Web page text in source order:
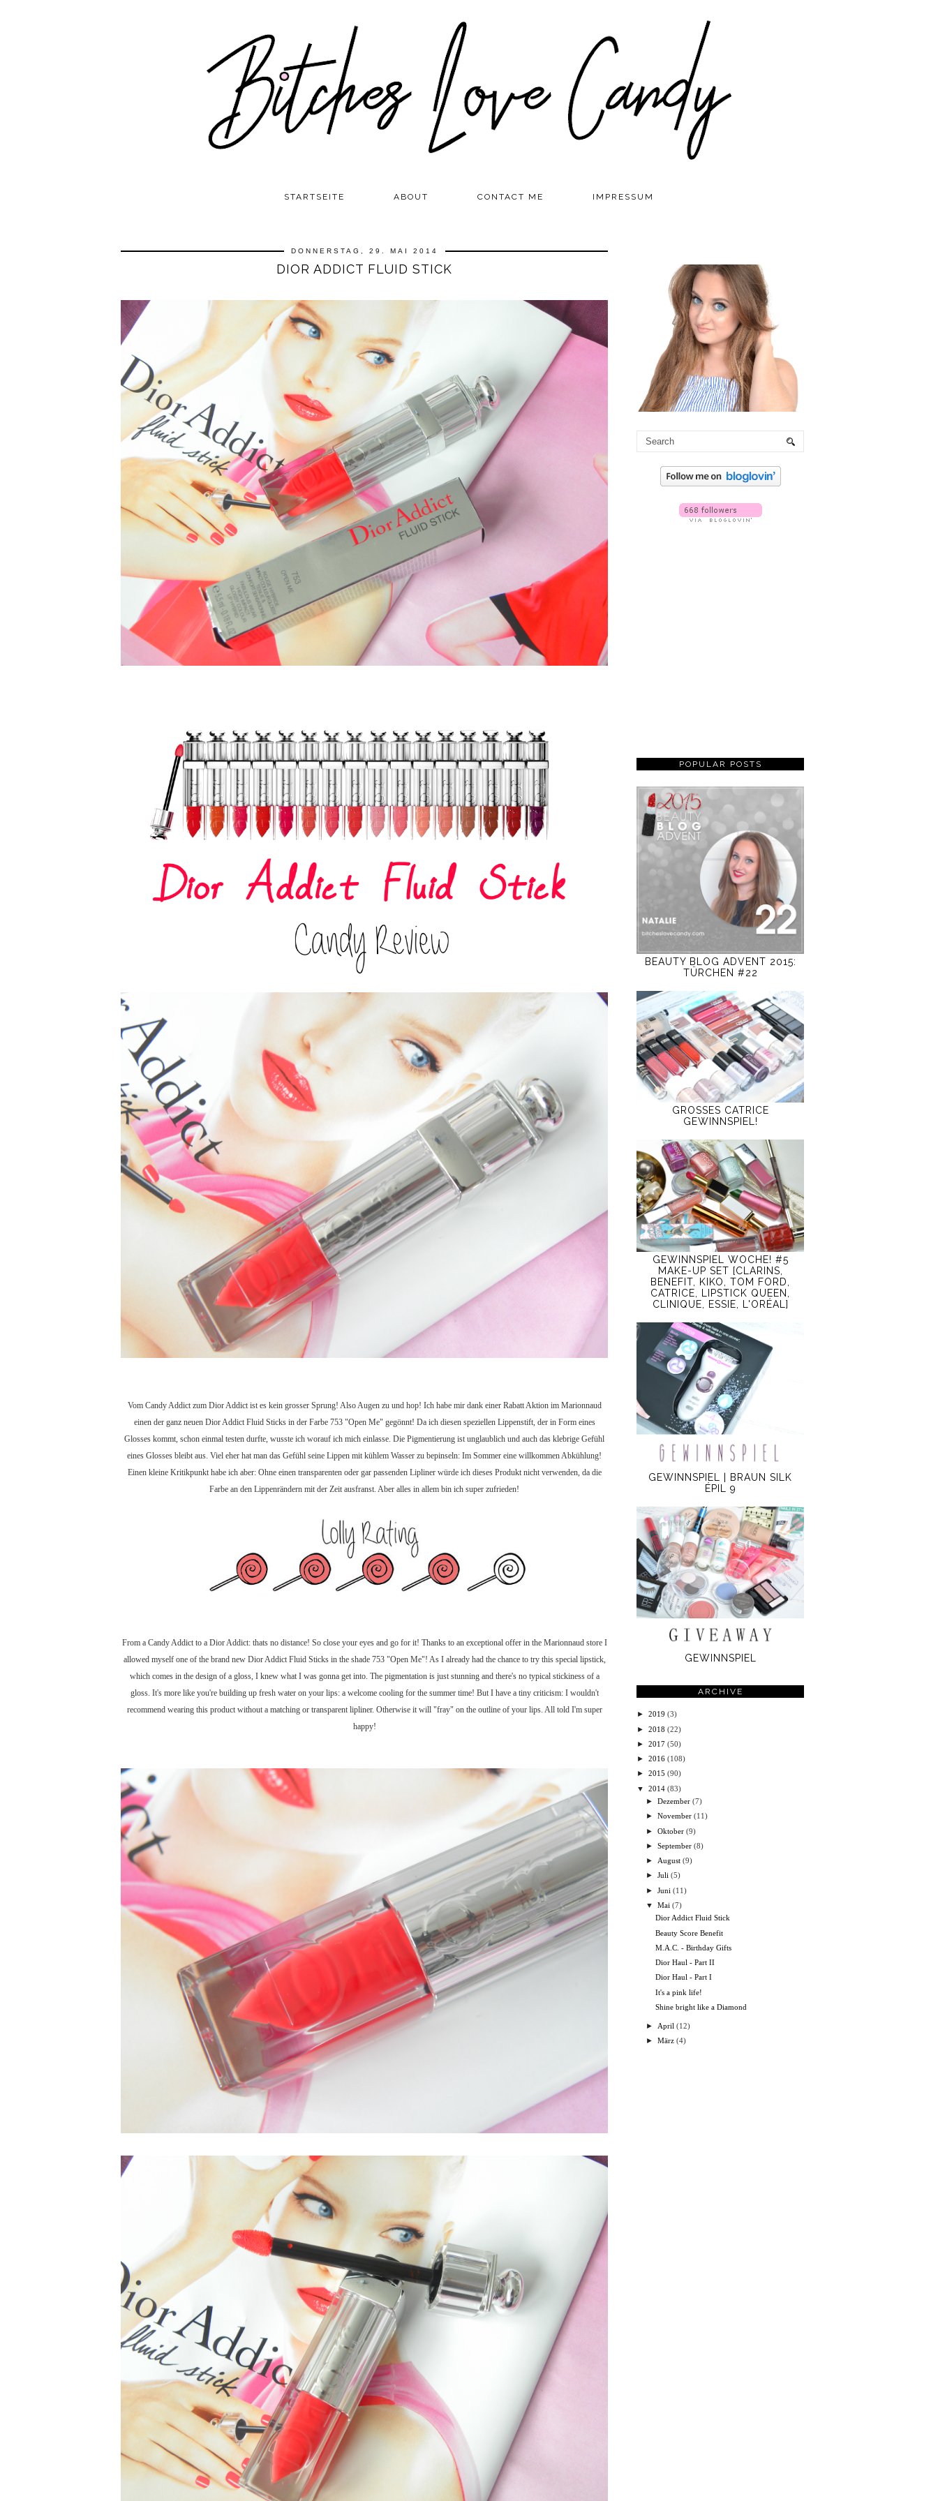
STARTSEITE ABOUT CONTACT ME IMPRESSUM
DONNERSTAG, 29. MAI 2014
DIOR ADDICT FLUID STICK
Vom Candy Addict zum Dior Addict ist es kein grosser Sprung! Also Augen zu und hop! Ich habe mir dank einer Rabatt Aktion im Marionnaud
einen der ganz neuen Dior Addict Fluid Sticks in der Farbe 753 "Open Me" gegönnt! Da ich diesen speziellen Lippenstift, der in Form eines
Glosses kommt, schon einmal testen durfte, wusste ich worauf ich mich einlasse. Die Pigmentierung ist unglaublich und auch das klebrige Gefühl
eines Glosses bleibt aus. Viel eher hat man das Gefühl seine Lippen mit kühlem Wasser zu bepinseln: Im Sommer eine willkommen Abkühlung!
Einen kleine Kritikpunkt habe ich aber: Ohne einen transparenten oder gar passenden Lipliner würde ich dieses Produkt nicht verwenden, da die
Farbe an den Lippenrändern mit der Zeit ausfranst. Aber alles in allem bin ich super zufrieden!
From a Candy Addict to a Dior Addict: thats no distance! So close your eyes and go for it! Thanks to an exceptional offer in the Marionnaud store I
allowed myself one of the brand new Dior Addict Fluid Sticks in the shade 753 "Open Me"! As I already had the chance to try this special lipstick,
which comes in the design of a gloss, I knew what I was gonna get into. The pigmentation is just stunning and there's no typical stickiness of a
gloss. It's more like you're building up fresh water on your lips: a welcome cooling for the summer time! But I have a tiny criticism: I wouldn't
recommend wearing this product without a matching or transparent lipliner. Otherwise it will "fray" on the outline of your lips. All told I'm super
happy!
POPULAR POSTS
BEAUTY BLOG ADVENT 2015:
TÜRCHEN #22
GROSSES CATRICE
GEWINNSPIEL!
GEWINNSPIEL WOCHE! #5
MAKE-UP SET [CLARINS,
BENEFIT, KIKO, TOM FORD,
CATRICE, LIPSTICK QUEEN,
CLINIQUE, ESSIE, L'ORÉAL]
GEWINNSPIEL | BRAUN SILK
ÉPIL 9
GEWINNSPIEL
ARCHIVE
► 2019 (3)
► 2018 (22)
► 2017 (50)
► 2016 (108)
► 2015 (90)
▼
2014 (83)
►Dezember (7)
►November (11)
►Oktober (9)
►September (8)
► August (9)
►Juli (5)
►Juni (11)
▼
Mai (7)
Dior Addict Fluid Stick
Beauty Score Benefit
M.A.C. - Birthday Gifts
Dior Haul - Part II
Dior Haul - Part I
It's a pink life!
Shine bright like a Diamond
► April (12)
►März (4)